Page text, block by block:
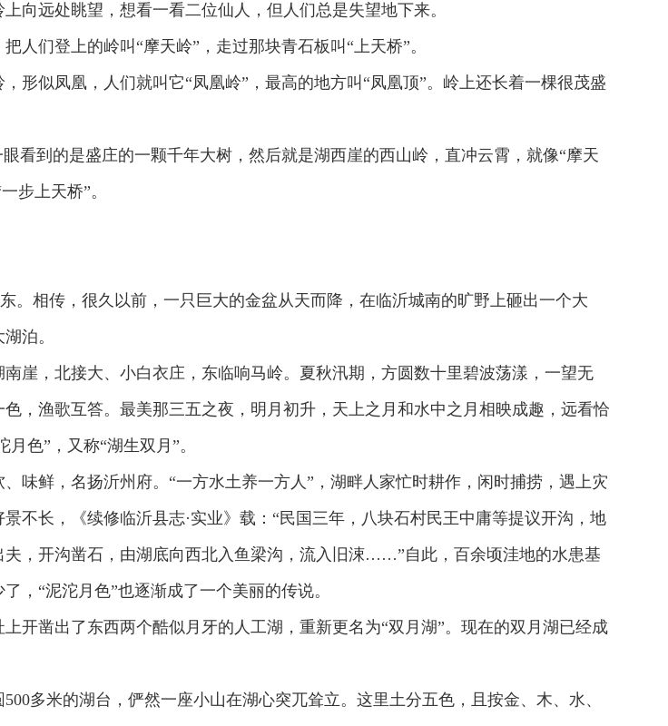
向远处眺望，想看一看二位仙人，但人们总是失望地下来。
人们登上的岭叫“摩天岭”，走过那块青石板叫“上天桥”。
形似凤凰，人们就叫它“凤凰岭”，最高的地方叫“凤凰顶”。岭上还长着一棵很茂盛
看到的是盛庄的一颗千年大树，然后就是湖西崖的西山岭，直冲云霄，就像“摩天
步上天桥”。
。相传，很久以前，一只巨大的金盆从天而降，在临沂城南的旷野上砸出一个大
泊。
崖，北接大、小白衣庄，东临响马岭。夏秋汛期，方圆数十里碧波荡漾，一望无
，渔歌互答。最美那三五之夜，明月初升，天上之月和水中之月相映成趣，远看恰
色”，又称“湖生双月”。
味鲜，名扬沂州府。“一方水土养一方人”，湖畔人家忙时耕作，闲时捕捞，遇上灾
不长，《续修临沂县志·实业》载：“民国三年，八块石村民王中庸等提议开沟，地
，开沟凿石，由湖底向西北入鱼梁沟，流入旧涑……”自此，百余顷洼地的水患基
，“泥沱月色”也逐渐成了一个美丽的传说。
开凿出了东西两个酷似月牙的人工湖，重新更名为“双月湖”。现在的双月湖已经成
多米的湖台，俨然一座小山在湖心突兀耸立。这里土分五色，且按金、木、水、